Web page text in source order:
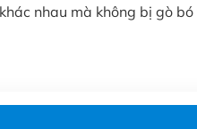
nhau mà không bị gò